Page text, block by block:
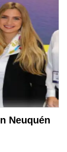
Neuquén